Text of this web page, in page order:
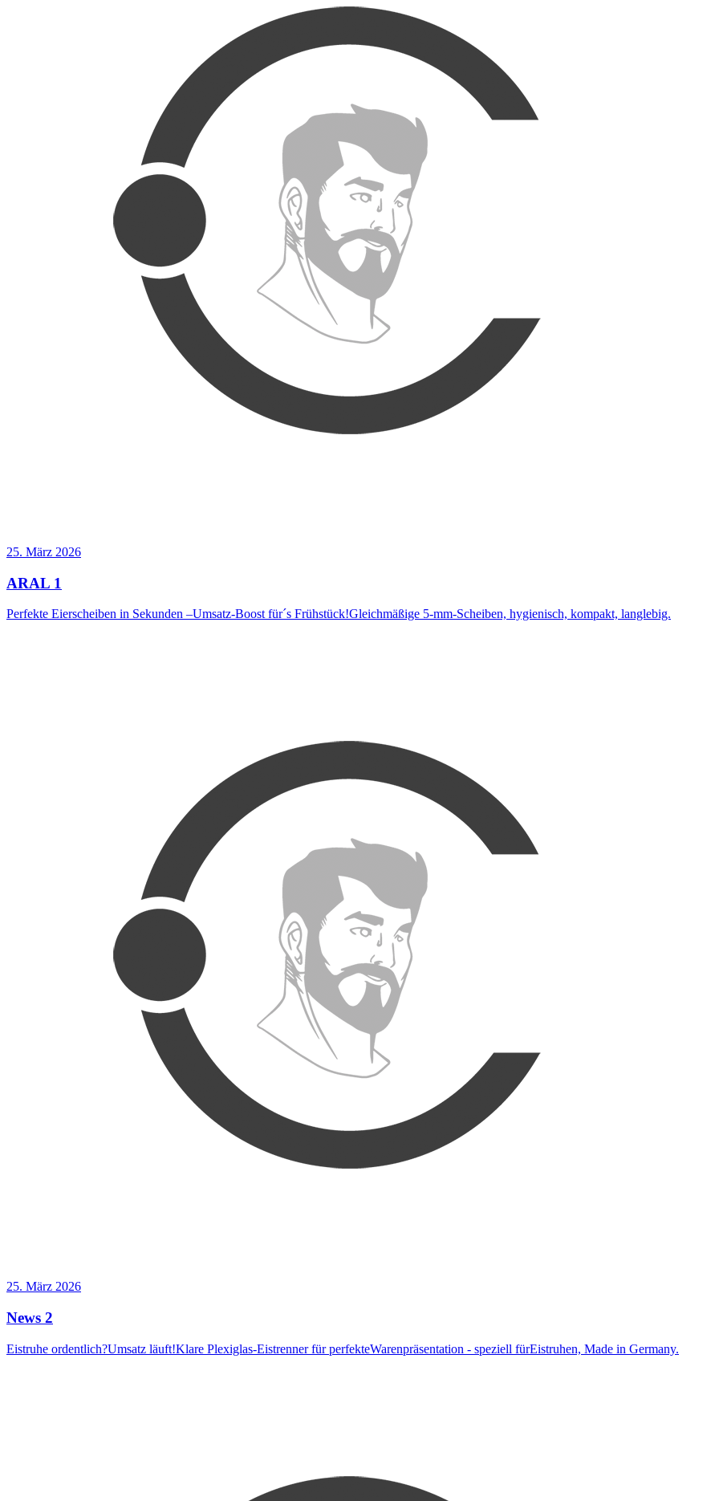
25. März 2026
ARAL 1
Perfekte Eierscheiben in Sekunden –Umsatz-Boost für´s Frühstück!Gleichmäßige 5-mm-Scheiben, hygienisch, kompakt, langlebig.
25. März 2026
News 2
Eistruhe ordentlich?Umsatz läuft!Klare Plexiglas-Eistrenner für perfekteWarenpräsentation - speziell fürEistruhen, Made in Germany.